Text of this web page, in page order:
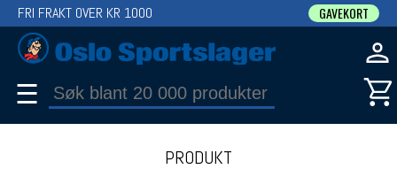
FRI FRAKT OVER KR 1000 GAVEKORT
☰
PRODUKT